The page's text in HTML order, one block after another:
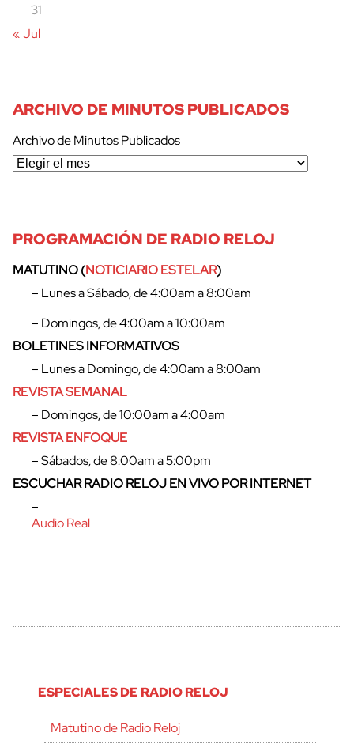
31
« Jul
ARCHIVO DE MINUTOS PUBLICADOS
Archivo de Minutos Publicados
PROGRAMACIÓN DE RADIO RELOJ
MATUTINO (NOTICIARIO ESTELAR)
– Lunes a Sábado, de 4:00am a 8:00am
– Domingos, de 4:00am a 10:00am
BOLETINES INFORMATIVOS
– Lunes a Domingo, de 4:00am a 8:00am
REVISTA SEMANAL
– Domingos, de 10:00am a 4:00am
REVISTA ENFOQUE
– Sábados, de 8:00am a 5:00pm
ESCUCHAR RADIO RELOJ EN VIVO POR INTERNET
–
Audio Real
ESPECIALES DE RADIO RELOJ
Matutino de Radio Reloj